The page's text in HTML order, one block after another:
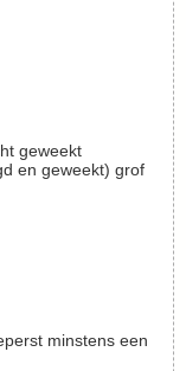
geweekt
en geweekt) grof
minstens een